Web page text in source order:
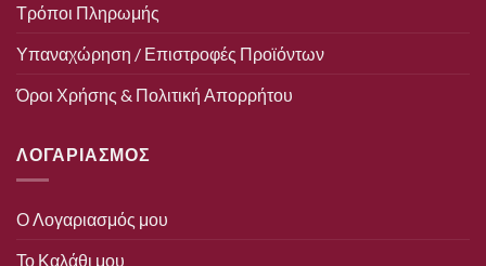
Τρόποι Πληρωμής
Υπαναχώρηση / Επιστροφές Προϊόντων
Όροι Χρήσης & Πολιτική Απορρήτου
ΛΟΓΑΡΙΑΣΜΟΣ
Ο Λογαριασμός μου
Το Καλάθι μου